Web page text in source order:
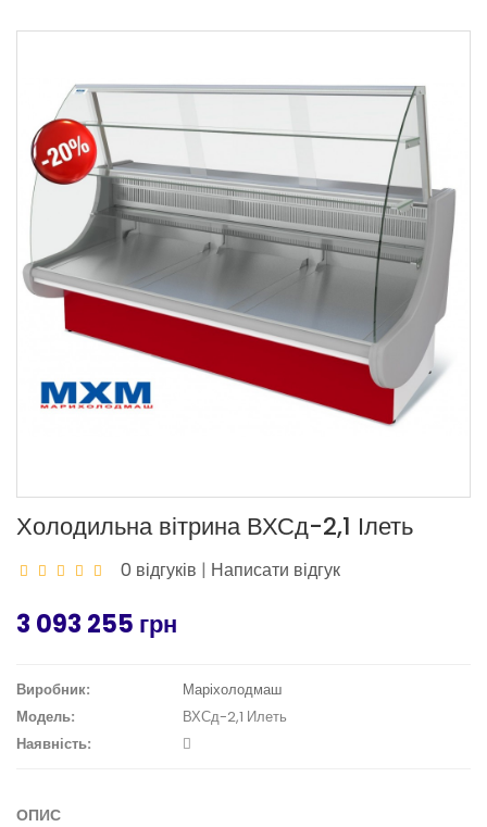
Холодильна вітрина ВХСд-2,1 Ілеть
0 відгуків | Написати відгук
3 093 255 грн
Виробник:
Маріхолодмаш
Модель:
ВХСд-2,1 Илеть
Наявність:
ОПИС